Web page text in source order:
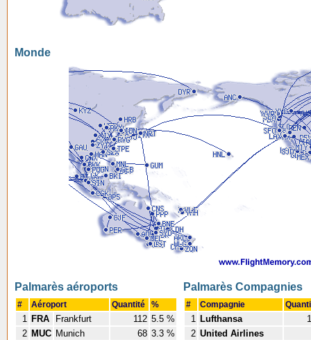
Monde
Palmarès aéroports
# Aéroport Quantité %
1 FRA Frankfurt 112 5.5 %
2 MUC Munich 68 3.3 %
Palmarès Compagnies
# Compagnie
1 Lufthansa
2 United Airlines